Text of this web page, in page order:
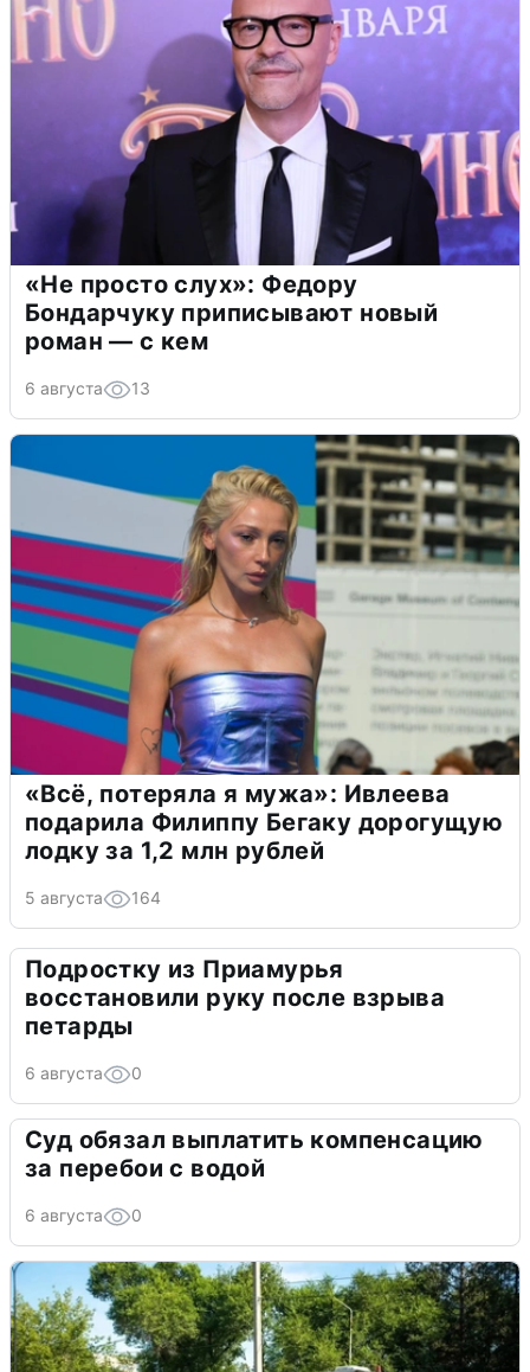
«Не просто слух»: Федору
Бондарчуку приписывают новый
роман — с кем
6 августа 13
«Всё, потеряла я мужа»: Ивлеева
подарила Филиппу Бегаку дорогущую
лодку за 1,2 млн рублей
5 августа 164
Подростку из Приамурья
восстановили руку после взрыва
петарды
6 августа 0
Суд обязал выплатить компенсацию
за перебои с водой
6 августа 0